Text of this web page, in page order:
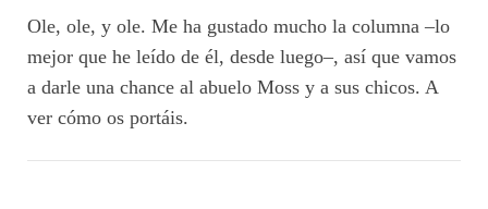
Ole, ole, y ole. Me ha gustado mucho la columna –lo
mejor que he leído de él, desde luego–, así que vamos
a darle una chance al abuelo Moss y a sus chicos. A
ver cómo os portáis.